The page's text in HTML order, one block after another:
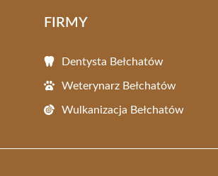
FIRMY
Dentysta Bełchatów
Weterynarz Bełchatów
Wulkanizacja Bełchatów